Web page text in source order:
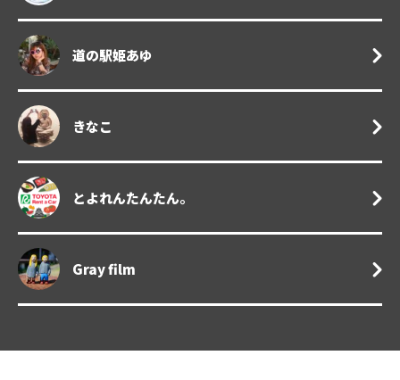
道の駅姫あゆ
きなこ
とよれんたんたん。
Gray film